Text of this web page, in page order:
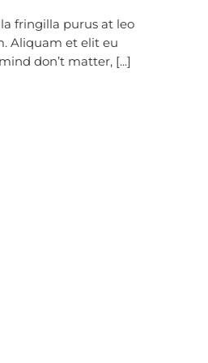
fringilla purus at leo
Aliquam et elit eu
don’t matter, [...]